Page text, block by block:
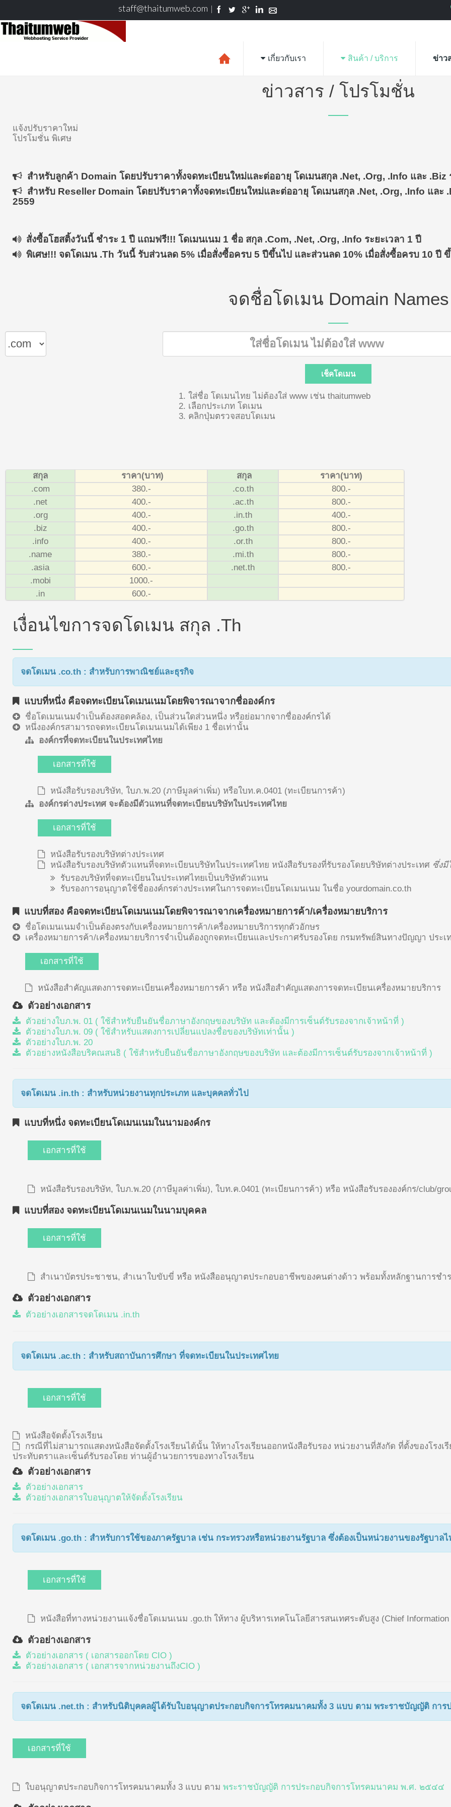
staff@thaitumweb.com
เกี่ยวกับเรา สินค้า / บริการ ข่าว
ข่าวสาร / โปรโมชั่น
แจ้งปรับราคาใหม่
โปรโมชั่น พิเศษ
สำหรับลูกค้า Domain โดยปรับราคาทั้งจดทะเบียนใหม่และต่ออายุ โดเมนสกุล .net, .org, .info และ .biz
สำหรับ Reseller Domain โดยปรับราคาทั้งจดทะเบียนใหม่และต่ออายุ โดเมนสกุล .net, .org, .info และ
2559
สั่งซื้อโฮสติ้งวันนี้ ชำระ 1 ปี แถมฟรี!!! โดเมนเนม 1 ชื่อ สกุล .com, .net, .org, .info ระยะเวลา 1 ปี
พิเศษ!!! จดโดเมน .th วันนี้ รับส่วนลด 5% เมื่อสั่งซื้อครบ 5 ปีขึ้นไป และส่วนลด 10% เมื่อสั่งซื้อครบ 10 ปี
จดชื่อโดเมน Domain Names
ใส่ชื่อ โดเมนไทย ไม่ต้องใส่ www เช่น thaitumweb
เลือกประเภท โดเมน
คลิกปุ่มตรวจสอบโดเมน
สกุล ราคา(บาท) สกุล
ราคา(บาท)
.com
380.- .co.th
800.-
.net
400.- .ac.th
800.-
.org
400.- .in.th
400.-
.biz
400.- .go.th
800.-
.info
400.- .or.th
800.-
.name
380.- .mi.th
800.-
.asia
600.- .net.th
800.-
.mobi
1000.-
.in
600.-
เงื่อนไขการจดโดเมน สกุล .th
จดโดเมน .co.th : สำหรับการพาณิชย์และธุรกิจ
แบบที่หนึ่ง คือจดทะเบียนโดเมนเนมโดยพิจารณาจากชื่อองค์กร
ชื่อโดเมนเนมจำเป็นต้องสอดคล้อง, เป็นส่วนใดส่วนหนึ่ง หรือย่อมากจากชื่อองค์กรได้
หนึ่งองค์กรสามารถจดทะเบียนโดเมนเนมได้เพียง 1 ชื่อเท่านั้น
องค์กรที่จดทะเบียนในประเทศไทย
เอกสารที่ใช้
หนังสือรับรองบริษัท, ใบภ.พ.20 (ภาษีมูลค่าเพิ่ม) หรือใบท.ค.0401 (ทะเบียนการค้า)
องค์กรต่างประเทศ จะต้องมีตัวแทนที่จดทะเบียนบริษัทในประเทศไทย
เอกสารที่ใช้
หนังสือรับรองบริษัทต่างประเทศ
หนังสือรับรองบริษัทตัวแทนที่จดทะเบียนบริษัทในประเทศไทย หนังสือรับรองที่รับรองโดยบริษัทต่างประเทศ ซึ่งมี
รับรองบริษัทที่จดทะเบียนในประเทศไทยเป็นบริษัทตัวแทน
รับรองการอนุญาตใช้ชื่อองค์กรต่างประเทศในการจดทะเบียนโดเมนเนม ในชื่อ yourdomain.co.th
แบบที่สอง คือจดทะเบียนโดเมนเนมโดยพิจารณาจากเครื่องหมายการค้า/เครื่องหมายบริการ
ชื่อโดเมนเนมจำเป็นต้องตรงกับเครื่องหมายการค้า/เครื่องหมายบริการทุกตัวอักษร
เครื่องหมายการค้า/เครื่องหมายบริการจำเป็นต้องถูกจดทะเบียนและประกาศรับรองโดย กรมทรัพย์สินทางปัญญา ประเ
เอกสารที่ใช้
หนังสือสำคัญแสดงการจดทะเบียนเครื่องหมายการค้า หรือ หนังสือสำคัญแสดงการจดทะเบียนเครื่องหมายบริการ
ตัวอย่างเอกสาร
ตัวอย่างใบภ.พ. 01 ( ใช้สำหรับยืนยันชื่อภาษาอังกฤษของบริษัท และต้องมีการเซ็นต์รับรองจากเจ้าหน้าที่ )
ตัวอย่างใบภ.พ. 09 ( ใช้สำหรับแสดงการเปลี่ยนแปลงชื่อของบริษัทเท่านั้น )
ตัวอย่างใบภ.พ. 20
ตัวอย่างหนังสือบริคณสนธิ ( ใช้สำหรับยืนยันชื่อภาษาอังกฤษของบริษัท และต้องมีการเซ็นต์รับรองจากเจ้าหน้าที่ )
จดโดเมน .in.th : สำหรับหน่วยงานทุกประเภท และบุคคลทั่วไป
แบบที่หนึ่ง จดทะเบียนโดเมนเนมในนามองค์กร
เอกสารที่ใช้
หนังสือรับรองบริษัท, ใบภ.พ.20 (ภาษีมูลค่าเพิ่ม), ใบท.ค.0401 (ทะเบียนการค้า) หรือ หนังสือรับรององค์กร/club/
แบบที่สอง จดทะเบียนโดเมนเนมในนามบุคคล
เอกสารที่ใช้
สำเนาบัตรประชาชน, สำเนาใบขับขี่ หรือ หนังสืออนุญาตประกอบอาชีพของคนต่างด้าว พร้อมทั้งหลักฐานการชำ
ตัวอย่างเอกสาร
ตัวอย่างเอกสารจดโดเมน .in.th
จดโดเมน .ac.th : สำหรับสถาบันการศึกษา ที่จดทะเบียนในประเทศไทย
เอกสารที่ใช้
หนังสือจัดตั้งโรงเรียน
กรณีที่ไม่สามารถแสดงหนังสือจัดตั้งโรงเรียนได้นั้น ให้ทางโรงเรียนออกหนังสือรับรอง หน่วยงานที่สังกัด ที่ตั้งของโรง
ประทับตราและเซ็นต์รับรองโดย ท่านผู้อำนวยการของทางโรงเรียน
ตัวอย่างเอกสาร
ตัวอย่างเอกสาร
ตัวอย่างเอกสารใบอนุญาตให้จัดตั้งโรงเรียน
จดโดเมน .go.th : สำหรับการใช้ของภาครัฐบาล เช่น กระทรวงหรือหน่วยงานรัฐบาล ซึ่งต้องเป็นหน่วยงานของรัฐบาลไ
เอกสารที่ใช้
หนังสือที่ทางหน่วยงานแจ้งชื่อโดเมนเนม .go.th ให้ทาง ผู้บริหารเทคโนโลยีสารสนเทศระดับสูง (Chief
ตัวอย่างเอกสาร
ตัวอย่างเอกสาร ( เอกสารออกโดย CIO )
ตัวอย่างเอกสาร ( เอกสารจากหน่วยงานถึงCIO )
จดโดเมน .net.th : สำหรับนิติบุคคลผู้ได้รับใบอนุญาตประกอบกิจการโทรคมนาคมทั้ง 3 แบบ ตาม พระราชบัญญัติ กา
เอกสารที่ใช้
ใบอนุญาตประกอบกิจการโทรคมนาคมทั้ง 3 แบบ ตาม พระราชบัญญัติ การประกอบกิจการโทรคมนาคม พ.ศ. ๒๕๔๔